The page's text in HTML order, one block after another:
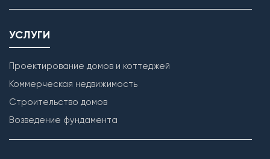
УСЛУГИ
Проектирование домов и коттеджей
Коммерческая недвижимость
Строительство домов
Возведение фундамента